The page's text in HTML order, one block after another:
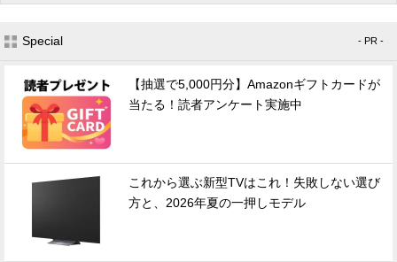
Special - PR -
【抽選で5,000円分】Amazonギフトカードが
当たる！読者アンケート実施中
これから選ぶ新型TVはこれ！失敗しない選び
方と、2026年夏の一押しモデル